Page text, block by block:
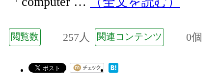
閲覧数 257人 関連コンテンツ 0個